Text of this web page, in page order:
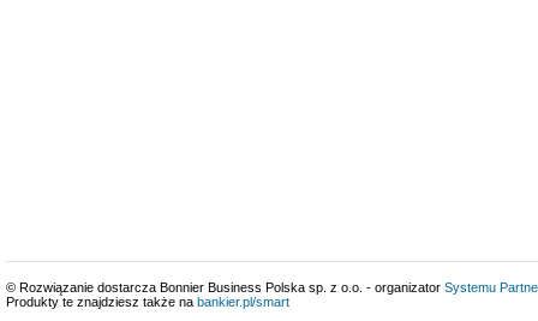
© Rozwiązanie dostarcza Bonnier Business Polska sp. z o.o. - organizator Systemu
Produkty te znajdziesz także na bankier.pl/smart